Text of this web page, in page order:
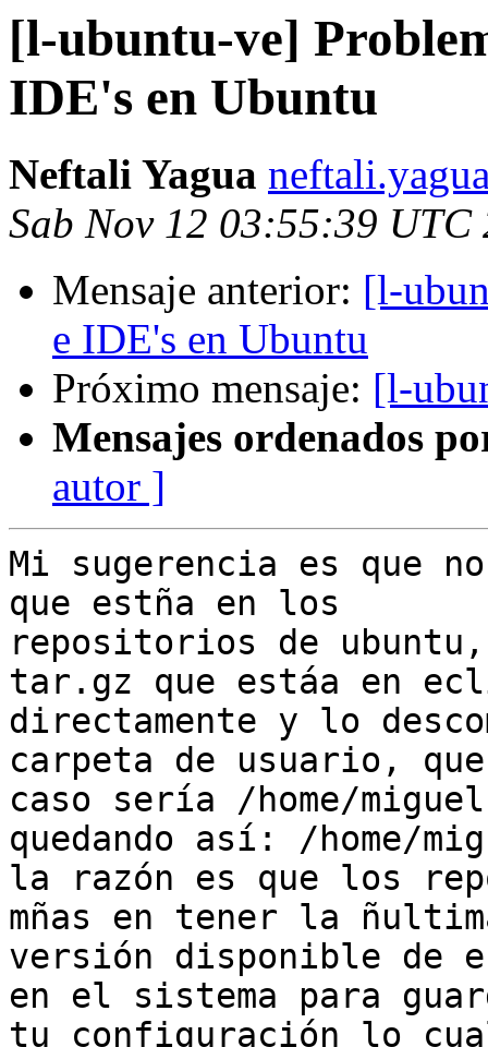
[l-ubuntu-ve]
IDE's en Ubuntu
Neftali Yagua
Sab Nov 12 03:55:39 UTC
Mensaje anterior: [l-
e IDE's en Ubuntu
Próximo mensaje: [l-
Mensajes ordenados
autor ]
Mi sugerencia es que
que estña en los
repositorios de
tar.gz que estáa en
directamente y lo
carpeta de usuario,
caso sería /home/
quedando así: /home/
la razón es que los
mñas en tener la
versión disponible de
en el sistema para
tu configuración lo